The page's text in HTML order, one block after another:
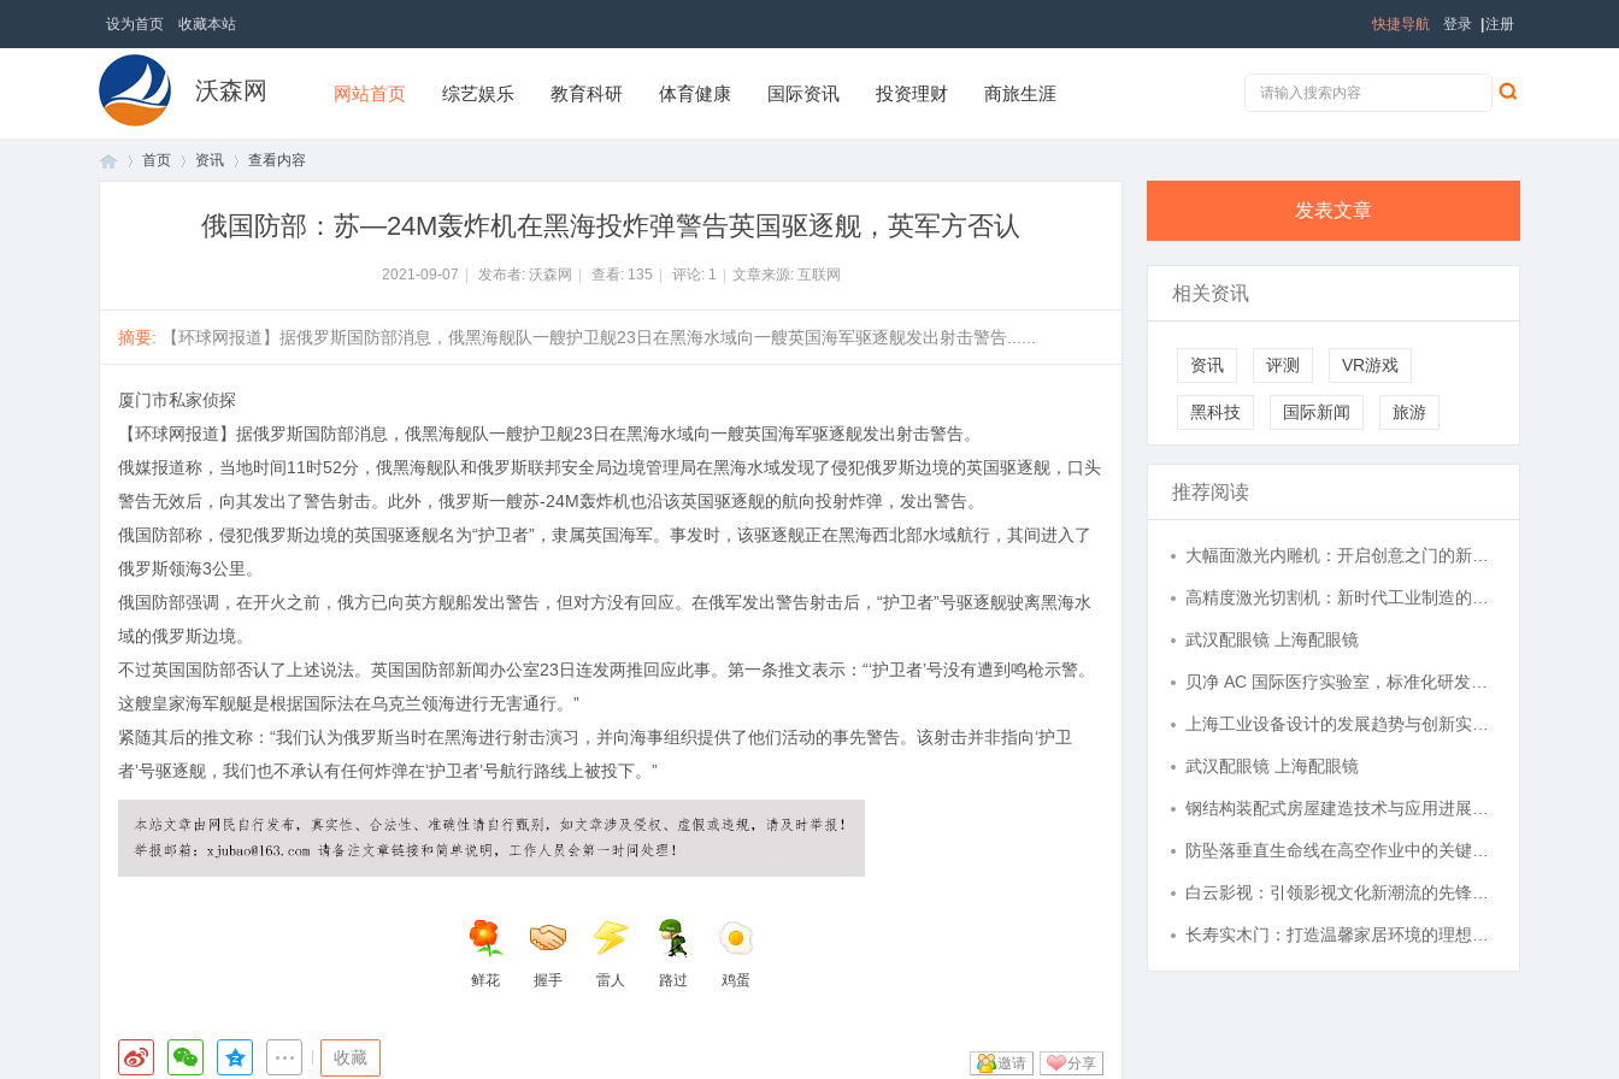
设为首页 收藏本站 登录 注册
快捷导航
沃森网 网站首页 综艺娱乐 教育科研 体育健康 国际资讯 投资理财 商旅生涯
首页 资讯 查看内容
俄国防部：苏—24M轰炸机在黑海投炸弹警告英国驱逐舰，英军方否认
2021-09-07 发布者: 沃森网 查看: 135 评论: 1 文章来源: 互联网
摘要: 【环球网报道】据俄罗斯国防部消息，俄黑海舰队一艘护卫舰23日在黑海水域向一艘英国海军驱逐舰发出射击警告......
厦门市私家侦探
【环球网报道】据俄罗斯国防部消息，俄黑海舰队一艘护卫舰23日在黑海水域向一艘英国海军驱逐舰发出射击警告。
俄媒报道称，当地时间11时52分，俄黑海舰队和俄罗斯联邦安全局边境管理局在黑海水域发现了侵犯俄罗斯边境的英国驱逐舰，口头
警告无效后，向其发出了警告射击。此外，俄罗斯一艘苏-24M轰炸机也沿该英国驱逐舰的航向投射炸弹，发出警告。
俄国防部称，侵犯俄罗斯边境的英国驱逐舰名为“护卫者”，隶属英国海军。事发时，该驱逐舰正在黑海西北部水域航行，其间进入了
俄罗斯领海3公里。
俄国防部强调，在开火之前，俄方已向英方舰船发出警告，但对方没有回应。在俄军发出警告射击后，“护卫者”号驱逐舰驶离黑海水
域的俄罗斯边境。
不过英国国防部否认了上述说法。英国国防部新闻办公室23日连发两推回应此事。第一条推文表示：“‘护卫者’号没有遭到鸣枪示警。
这艘皇家海军舰艇是根据国际法在乌克兰领海进行无害通行。”
紧随其后的推文称：“我们认为俄罗斯当时在黑海进行射击演习，并向海事组织提供了他们活动的事先警告。该射击并非指向‘护卫
者’号驱逐舰，我们也不承认有任何炸弹在‘护卫者’号航行路线上被投下。”
鲜花 握手 雷人 路过 鸡蛋
收藏 分享
邀请
发表文章
相关资讯
资讯 评测 VR游戏
黑科技 国际新闻 旅游
推荐阅读
武汉配眼镜 上海配眼镜
武汉配眼镜 上海配眼镜